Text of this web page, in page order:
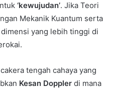
‘kewujudan’. Jika Teori
Mekanik Kuantum serta
yang lebih tinggi di
tengah cahaya yang
Kesan Doppler di mana